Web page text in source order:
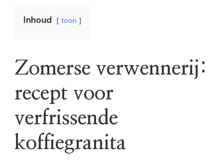
Inhoud toon
Zomerse verwennerij:
recept voor
verfrissende
koffiegranita